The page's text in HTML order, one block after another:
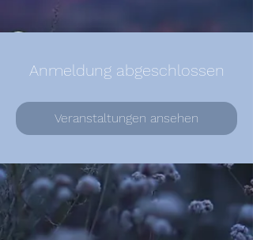
Anmeldung abgeschlossen
Veranstaltungen ansehen